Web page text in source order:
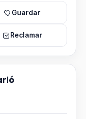
Guardar
Reclamar